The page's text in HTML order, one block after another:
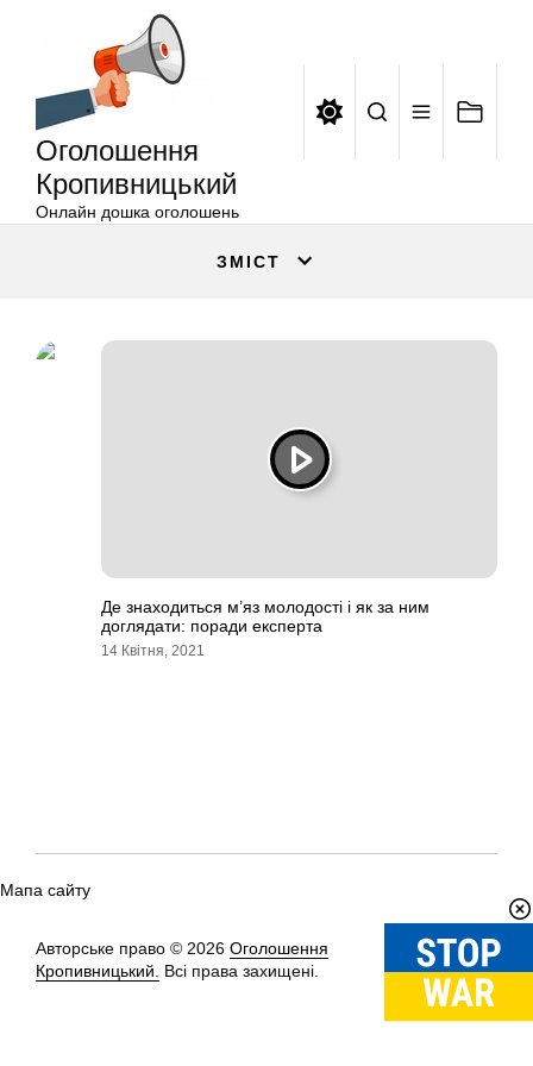
Оголошення
Кропивницький
Онлайн дошка оголошень
ЗМІСТ
Де знаходиться м’яз молодості і як за ним
доглядати: поради експерта
14 Квітня, 2021
Мапа сайту
Авторське право © 2026 Оголошення
Кропивницький.
Всі права захищені.
Вгору↑